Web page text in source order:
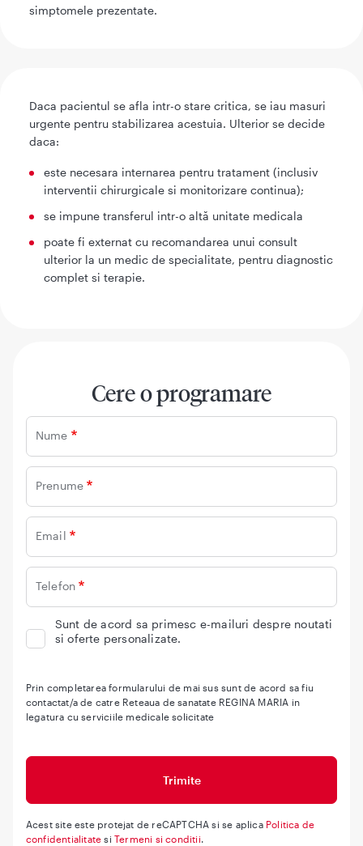
simptomele prezentate.
Daca pacientul se afla intr-o stare critica, se iau masuri
urgente pentru stabilizarea acestuia. Ulterior se decide
daca:
este necesara internarea pentru tratament (inclusiv
interventii chirurgicale si monitorizare continua);
se impune transferul intr-o altă unitate medicala
poate fi externat cu recomandarea unui consult
ulterior la un medic de specialitate, pentru diagnostic
complet si terapie.
Cere o programare
Nume
Prenume
Email
Telefon
Sunt de acord sa primesc e-mailuri despre noutati
si oferte personalizate.
Prin completarea formularului de mai sus sunt de acord sa fiu
contactat/a de catre Reteaua de sanatate REGINA MARIA in
legatura cu serviciile medicale solicitate
Acest site este protejat de reCAPTCHA si se aplica Politica de
confidentialitate siTermeni si conditii.